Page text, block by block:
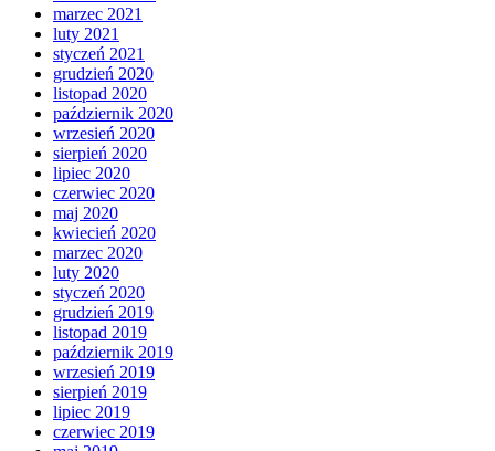
marzec 2021
luty 2021
styczeń 2021
grudzień 2020
listopad 2020
październik 2020
wrzesień 2020
sierpień 2020
lipiec 2020
czerwiec 2020
maj 2020
kwiecień 2020
marzec 2020
luty 2020
styczeń 2020
grudzień 2019
listopad 2019
październik 2019
wrzesień 2019
sierpień 2019
lipiec 2019
czerwiec 2019